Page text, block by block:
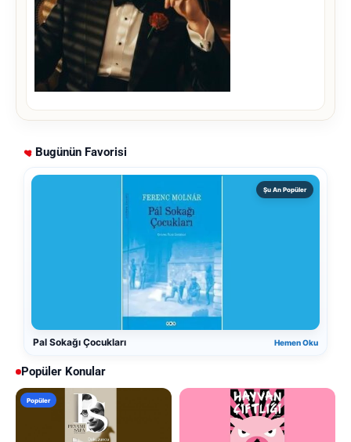
Bugünün Favorisi
Şu An Popüler
Pal Sokağı Çocukları Hemen Oku
Popüler Konular
Popüler